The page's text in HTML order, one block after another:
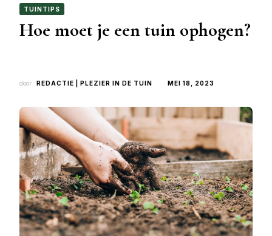
TUINTIPS
Hoe moet je een tuin ophogen?
door REDACTIE | PLEZIER IN DE TUIN MEI 18, 2023